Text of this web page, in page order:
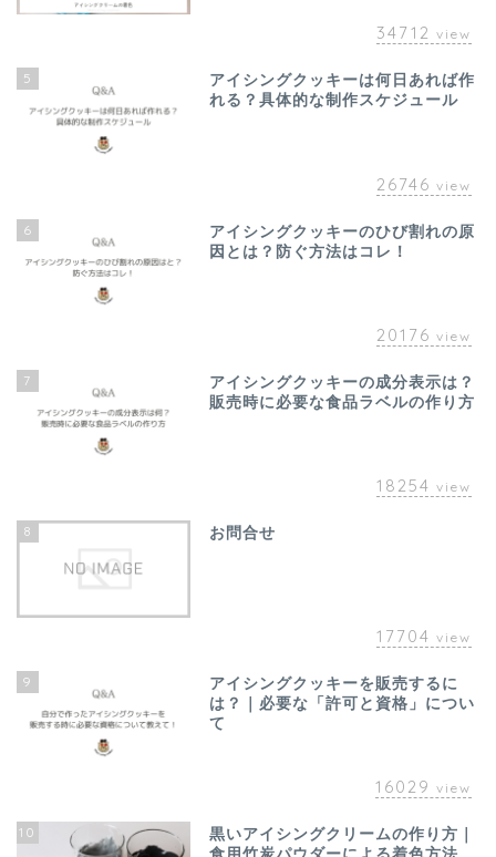
34712 view
5
アイシングクッキーは何日あれば作
れる？具体的な制作スケジュール
26746 view
6
アイシングクッキーのひび割れの原
因とは？防ぐ方法はコレ！
20176 view
7
アイシングクッキーの成分表示は？
販売時に必要な食品ラベルの作り方
18254 view
8 お問合せ
17704 view
9
アイシングクッキーを販売するに
は？｜必要な「許可と資格」につい
て
16029 view
10
黒いアイシングクリームの作り方｜